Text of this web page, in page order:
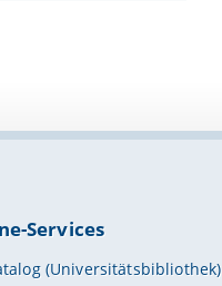
Services
(Universitätsbibliothek)